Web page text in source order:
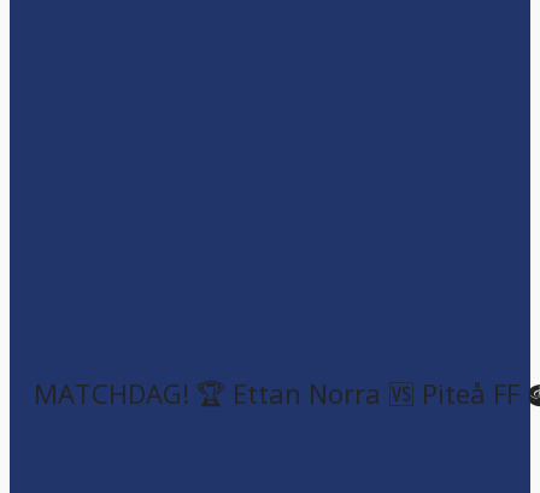
MATCHDAG! 🏆 Ettan Norra 🆚 Piteå FF